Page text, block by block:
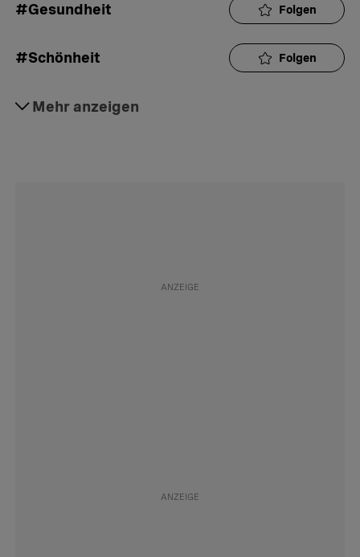
#Gesundheit Folgen
#Schönheit Folgen
Mehr anzeigen
#Kunst